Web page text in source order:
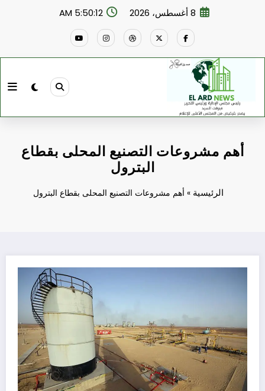
8 أغسطس، 2026 5:50:13 AM
أهم مشروعات التصنيع المحلى بقطاع
البترول
الرئيسية » أهم مشروعات التصنيع المحلى بقطاع البترول